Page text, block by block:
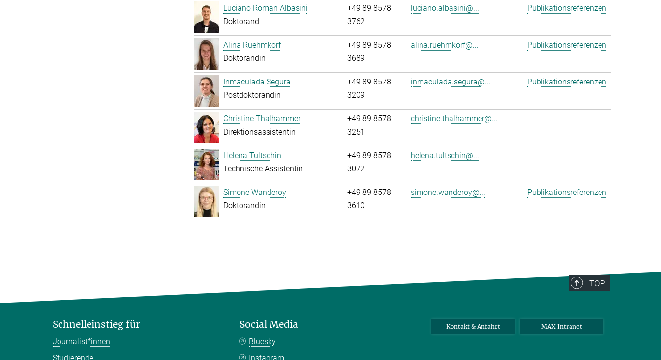
Luciano Roman Albasini
Doktorand
+49 89 8578
3762
luciano.albasini@... Publikationsreferenzen
Alina Ruehmkorf
Doktorandin
+49 89 8578
3689
alina.ruehmkorf@... Publikationsreferenzen
Inmaculada Segura
Postdoktorandin
+49 89 8578
3209
inmaculada.segura@... Publikationsreferenzen
Christine Thalhammer
Direktionsassistentin
+49 89 8578
3251
christine.thalhammer@...
Helena Tultschin
Technische Assistentin
+49 89 8578
3072
helena.tultschin@...
Simone Wanderoy
Doktorandin
+49 89 8578
3610
simone.wanderoy@... Publikationsreferenzen
TOP
Schnelleinstieg für
Journalist*innen
Studierende
Social Media
Bluesky
Instagram
Kontakt & Anfahrt MAX Intranet